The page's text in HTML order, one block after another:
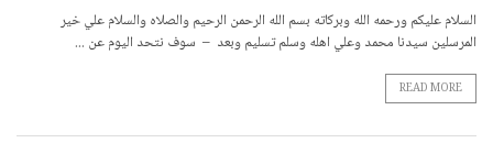
السلام عليكم ورحمه الله وبركاته بسم الله الرحمن الرحيم والصلاه والسلام علي خير
المرسلين سيدنا محمد وعلي اهله وسلم تسليم وبعد – سوف نتحد اليوم عن ...
READ MORE